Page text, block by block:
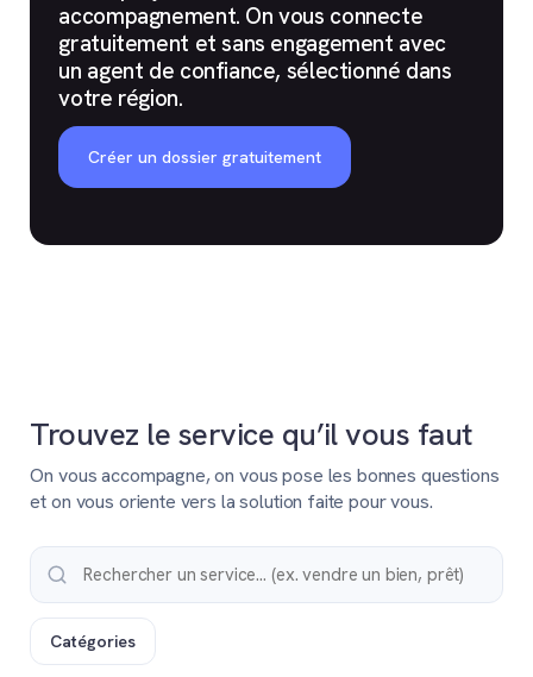
accompagnement. On vous connecte
gratuitement et sans engagement avec
un agent de confiance, sélectionné dans
votre région.
Créer un dossier gratuitement
Trouvez le service qu’il vous faut
On vous accompagne, on vous pose les bonnes questions
et on vous oriente vers la solution faite pour vous.
Catégories